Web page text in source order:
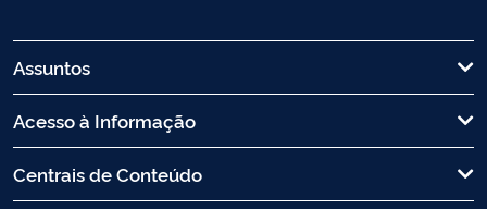
Assuntos
Acesso à Informação
Centrais de Conteúdo